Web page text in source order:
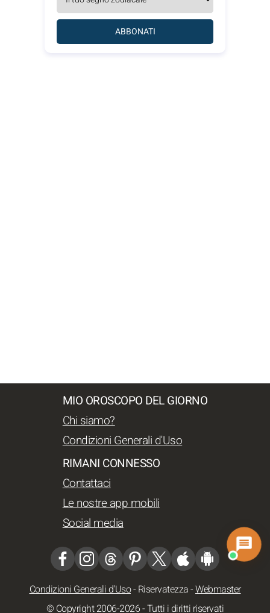
ABBONATI
MIO OROSCOPO DEL GIORNO
Chi siamo?
Condizioni Generali d'Uso
RIMANI CONNESSO
Contattaci
Le nostre app mobili
Social media
Condizioni Generali d'Uso- Riservatezza-Webmaster
© Copyright 2006-2026 - Tutti i diritti riservati